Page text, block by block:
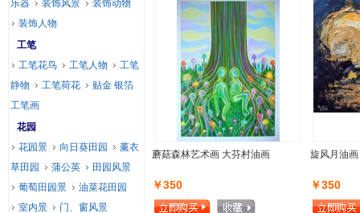
蘑菇森林艺术画 大芬村油画
￥350
旋风月油
￥350
乐器 装饰风景
装饰动物
装饰人物
工笔
工笔花鸟
工笔人物
工笔
静物
工笔荷花
贴金 银箔
工笔画
花园
花园景
向日葵田园
薰衣
草田园
蒲公英
田园风景
葡萄田园景
油菜花田园
室内景
门、窗风景